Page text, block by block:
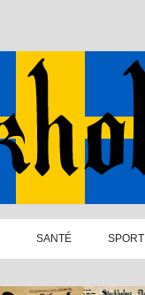
SANTÉ SPORT